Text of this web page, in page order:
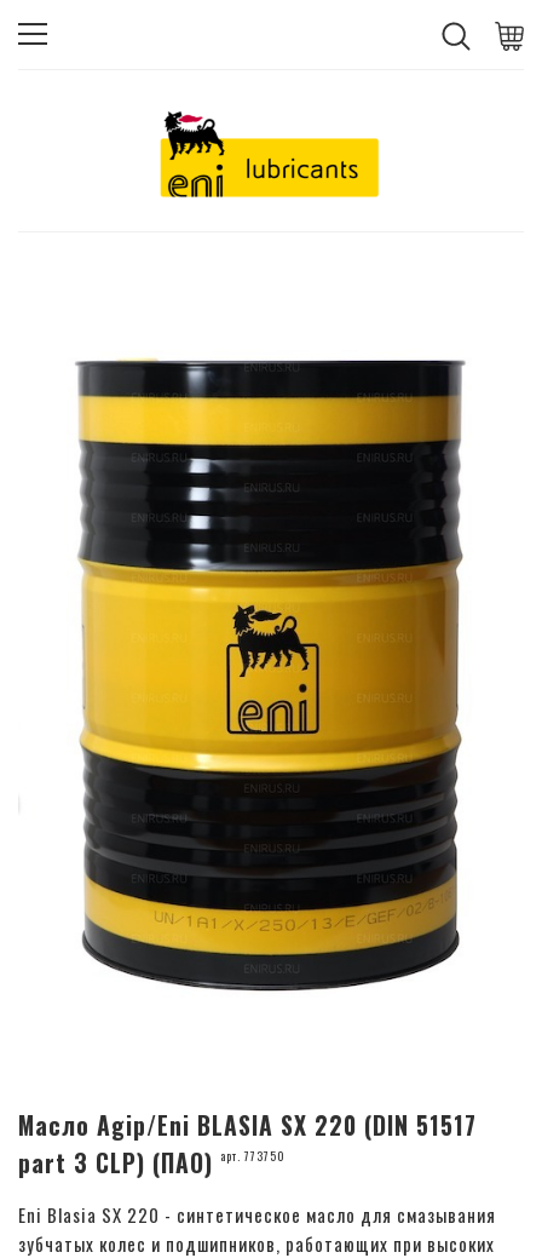
Масло Agip/Eni BLASIA SX 220 (DIN 51517
part 3 CLP) (ПАО) арт. 773750
Eni Blasia SX 220 - синтетическое масло для смазывания
зубчатых колес и подшипников, работающих при высоких